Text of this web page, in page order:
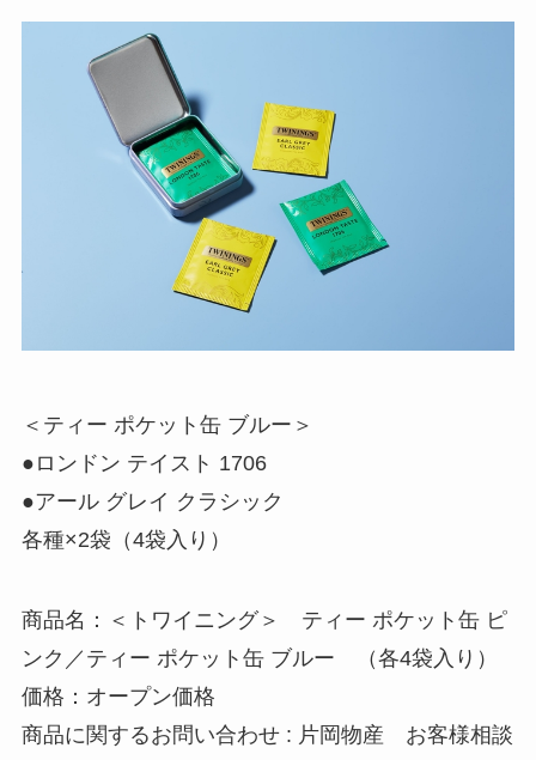
＜ティー ポケット缶 ブルー＞
●ロンドン テイスト 1706
●アール グレイ クラシック
各種×2袋（4袋入り）
商品名：＜トワイニング＞ ティー ポケット缶 ピ
ンク／ティー ポケット缶 ブルー （各4袋入り）
価格：オープン価格
商品に関するお問い合わせ : 片岡物産 お客様相談